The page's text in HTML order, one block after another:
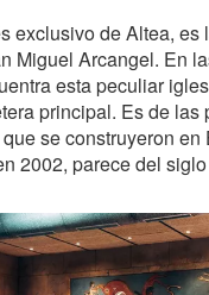
exclusivo de Altea, es
Miguel Arcangel. En
esta peculiar
principal. Es de las
se construyeron en
2002, parece del